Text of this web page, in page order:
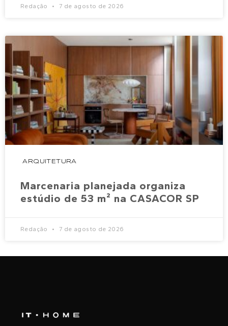
Redação 7 de agosto de 2026
ARQUITETURA
Marcenaria planejada organiza
estúdio de 53 m² na CASACOR SP
Redação 7 de agosto de 2026